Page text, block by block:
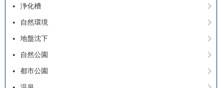
浄化槽
自然環境
地盤沈下
自然公園
都市公園